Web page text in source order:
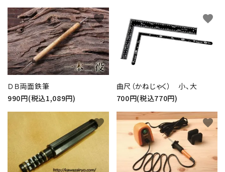
ＤＢ両面鉄筆
990円(税込1,089円)
favorite
曲尺（かねじゃく） 小、大
700円(税込770円)
favorite
favorite favorite
カテゴリー
検索する